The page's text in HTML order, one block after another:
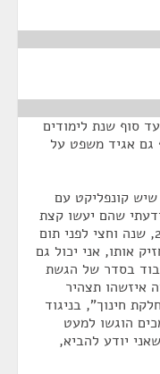
סוף שנת לימודים
גם אגיד משפט על
שיש קונפליקט עם
שהם יעשו קצת
משחקים, הגשנו את הבקשה במרץ 2019, שנה וחצי לפני תום
אותו, אני יכול גם
בסדר של הגשת
איזשהו תצהיר
"2. המלצה ממחלקת חינוך", בניגוד
הוגשו למעט
יודע להביא,